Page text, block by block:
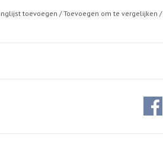
toevoegen /Toevoegen om te vergelijken /